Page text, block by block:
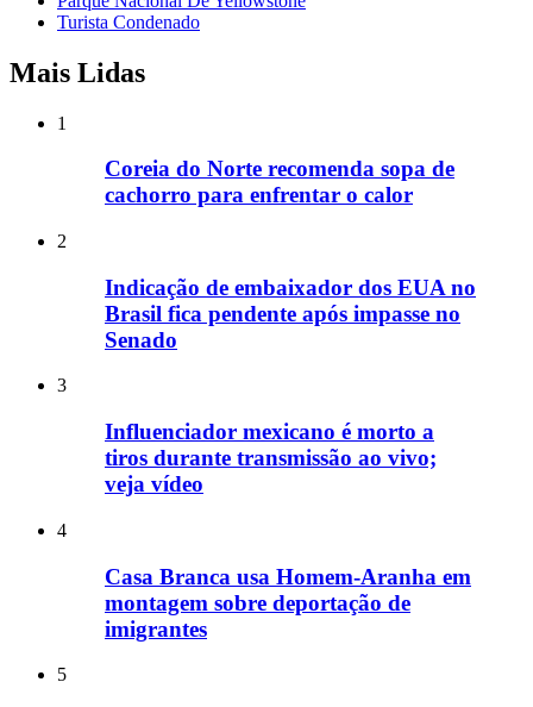
Turista Condenado
Mais Lidas
1
Coreia do Norte recomenda sopa de
cachorro para enfrentar o calor
2
Indicação de embaixador dos EUA no
Brasil fica pendente após impasse no
Senado
3
Influenciador mexicano é morto a
tiros durante transmissão ao vivo;
veja vídeo
4
Casa Branca usa Homem-Aranha em
montagem sobre deportação de
imigrantes
5